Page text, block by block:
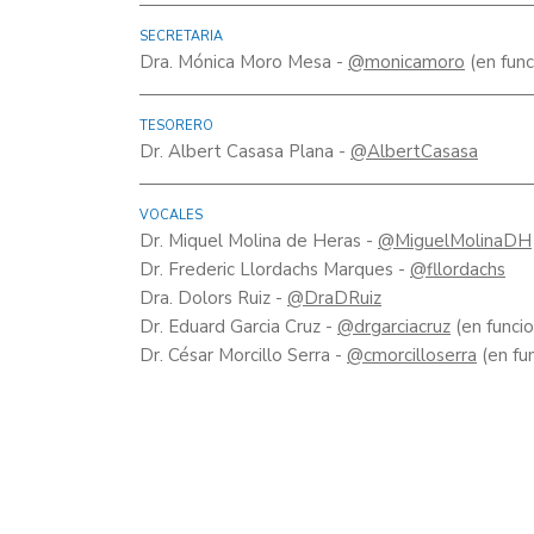
SECRETARIA
Dra. Mónica Moro Mesa - @monicamoro (en
TESORERO
Dr. Albert Casasa Plana - @AlbertCasasa
VOCALES
Dr. Miquel Molina de Heras - @MiguelMolinaDH
Dr. Frederic Llordachs Marques - @fllordachs
Dra. Dolors Ruiz - @DraDRuiz
Dr. Eduard Garcia Cruz - @drgarciacruz (en
Dr. César Morcillo Serra - @cmorcilloserra (en